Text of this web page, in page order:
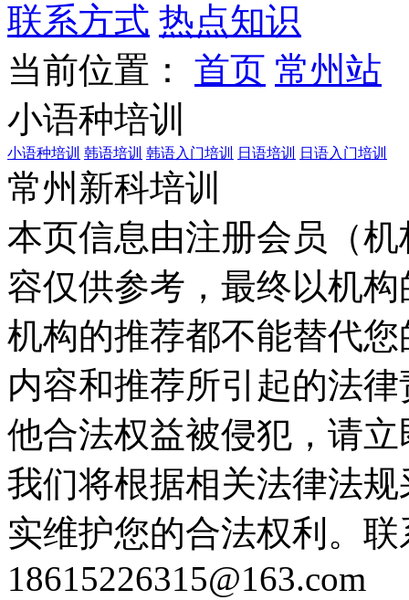
联系方式 热点知识
当前位置：
首页 常州站
小语种培训
小语种培训 韩语培训 韩语入门培训 日语培训 日语入门培训
常州新科培训
本页信息由注册会员（
容仅供参考，最终以机
机构的推荐都不能替代
内容和推荐所引起的法
他合法权益被侵犯，请
我们将根据相关法律法
实维护您的合法权利。
18615226315@163.com